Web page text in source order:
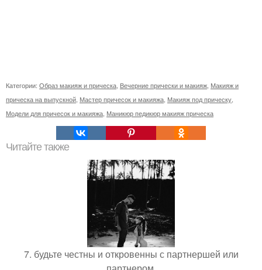
Категории: Образ макияж и прическа, Вечерние прически и макияж, Макияж и
прическа на выпускной, Мастер причесок и макияжа, Макияж под прическу,
Модели для причесок и макияжа, Маникюр педикюр макияж прическа
Читайте также
7. будьте честны и откровенны с партнершей или